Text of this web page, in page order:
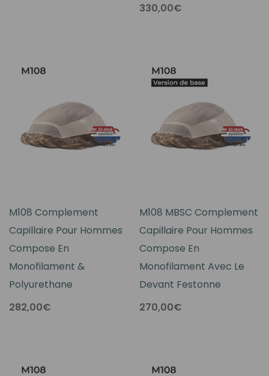
330,00€
M108 Complement
Capillaire Pour Hommes
Compose En
Monofilament &
Polyurethane
282,00€
M108 MBSC Complement
Capillaire Pour Hommes
Compose En
Monofilament Avec Le
Devant Festonne
270,00€